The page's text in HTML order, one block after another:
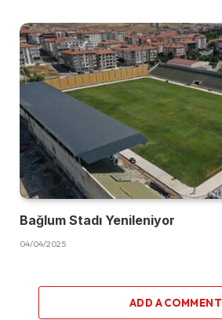
Bağlum Stadı Yenileniyor
04/04/2025
ADD A COMMENT